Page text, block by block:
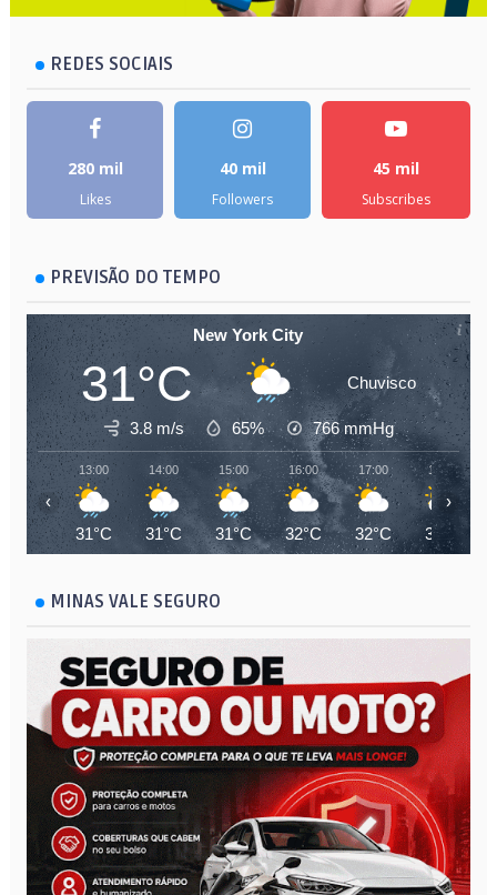
REDES SOCIAIS
280 mil
Likes
40 mil
Followers
45 mil
Subscribes
PREVISÃO DO TEMPO
New York City
31°C Chuvisco
3.8 m/s 65% 766mmHg
13:00
31°C
14:00
31°C
15:00
31°C
16:00
32°C
17:00
32°C
18:00
31°C
‹ ›
MINAS VALE SEGURO